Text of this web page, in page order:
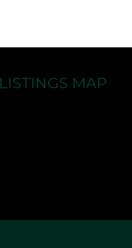
LISTINGS MAP